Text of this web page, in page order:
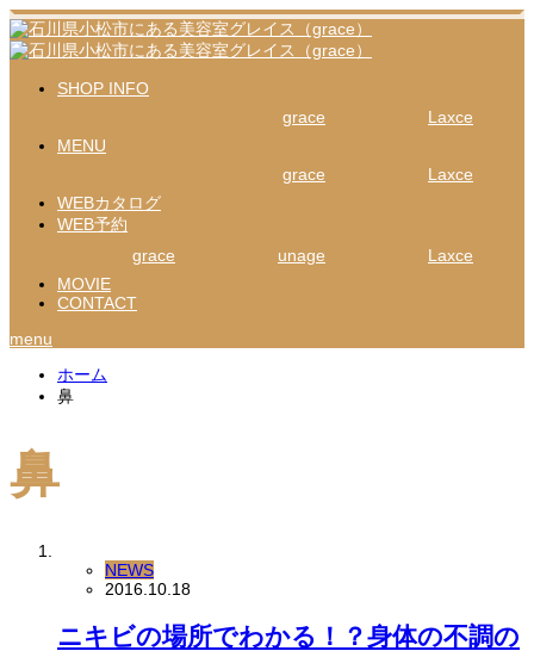
SHOP INFO
grace
Laxce
MENU
grace
Laxce
WEBカタログ
WEB予約
grace
unage
Laxce
MOVIE
CONTACT
menu
ホーム
鼻
鼻
NEWS
2016.10.18
ニキビの場所でわかる！？身体の不調の